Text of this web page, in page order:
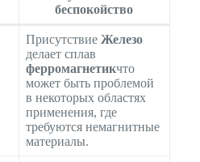
беспокойство
Присутствие Железо
делает сплав
ферромагнетикчто
может быть проблемой
в некоторых областях
применения, где
требуются немагнитные
материалы.